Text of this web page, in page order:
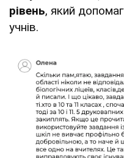
рівень, який
учнів.